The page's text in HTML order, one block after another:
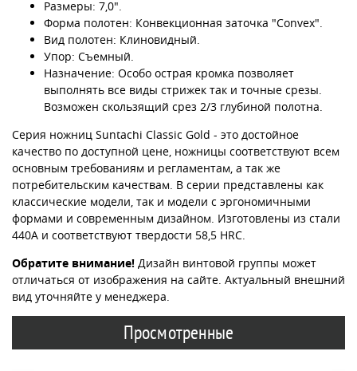
Размеры: 7,0".
Форма полотен: Конвекционная заточка "Convex".
Вид полотен: Клиновидный.
Упор: Съемный.
Назначение: Особо острая кромка позволяет
выполнять все виды стрижек так и точные срезы.
Возможен скользящий срез 2/3 глубиной полотна.
Серия ножниц Suntachi Classic Gold - это достойное
качество по доступной цене, ножницы соответствуют всем
основным требованиям и регламентам, а так же
потребительским качествам. В серии представлены как
классические модели, так и модели с эргономичными
формами и современным дизайном. Изготовлены из стали
440А и соответствуют твердости 58,5 HRC.
Обратите внимание! Дизайн винтовой группы может
отличаться от изображения на сайте. Актуальный внешний
вид уточняйте у менеджера.
Просмотренные